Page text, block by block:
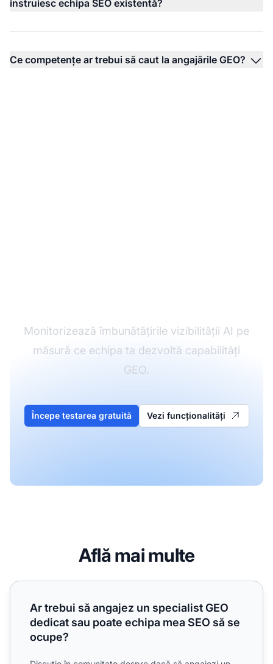
instruiesc echipa SEO existentă?
Ce competențe ar trebui să caut la angajările GEO?
Monitorizează îmbunătățirile vizibilității AI pe
măsură ce echipa ta dezvoltă capabilități
GEO.
Începe testarea gratuită Vezi funcționalități
Află mai multe
Ar trebui să angajez un specialist GEO dedicat sau poate
Ar trebui să angajez un specialist GEO
dedicat sau poate echipa mea SEO să se
ocupe?